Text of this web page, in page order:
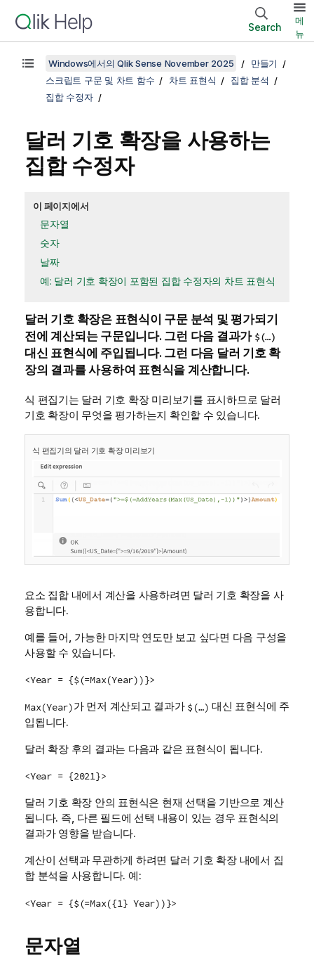
Search
메
뉴
Windows에서의 Qlik Sense November 2025
만들기
스크립트 구문 및 차트 함수
차트 표현식
집합 분석
집합 수정자
달러 기호 확장을 사용하는
집합 수정자
이 페이지에서
문자열
숫자
날짜
예: 달러 기호 확장이 포함된 집합 수정자의 차트 표현식
달러 기호 확장은 표현식이 구문 분석 및 평가되기
전에 계산되는 구문입니다. 그런 다음 결과가 $(…)
대신 표현식에 주입됩니다. 그런 다음 달러 기호 확
장의 결과를 사용하여 표현식을 계산합니다.
식 편집기는 달러 기호 확장 미리보기를 표시하므로 달러
기호 확장이 무엇을 평가하는지 확인할 수 있습니다.
식 편집기의 달러 기호 확장 미리보기
요소 집합 내에서 계산을 사용하려면 달러 기호 확장을 사
용합니다.
예를 들어, 가능한 마지막 연도만 보고 싶다면 다음 구성을
사용할 수 있습니다.
<Year = {$(=Max(Year))}>
Max(Year)가 먼저 계산되고 결과가 $(…) 대신 표현식에 주
입됩니다.
달러 확장 후의 결과는 다음과 같은 표현식이 됩니다.
<Year = {2021}>
달러 기호 확장 안의 표현식은 현재 선택을 기반으로 계산
됩니다. 즉, 다른 필드에 선택 내용이 있는 경우 표현식의
결과가 영향을 받습니다.
계산이 선택과 무관하게 하려면 달러 기호 확장 내에서 집
합 분석을 사용합니다. 예:
<Year = {$(=Max({1} Year))}>
문자열